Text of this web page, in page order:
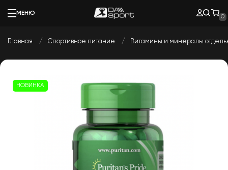
МЕНЮ
0
Главная Спортивное питание Витамины и минералы
НОВИНКА